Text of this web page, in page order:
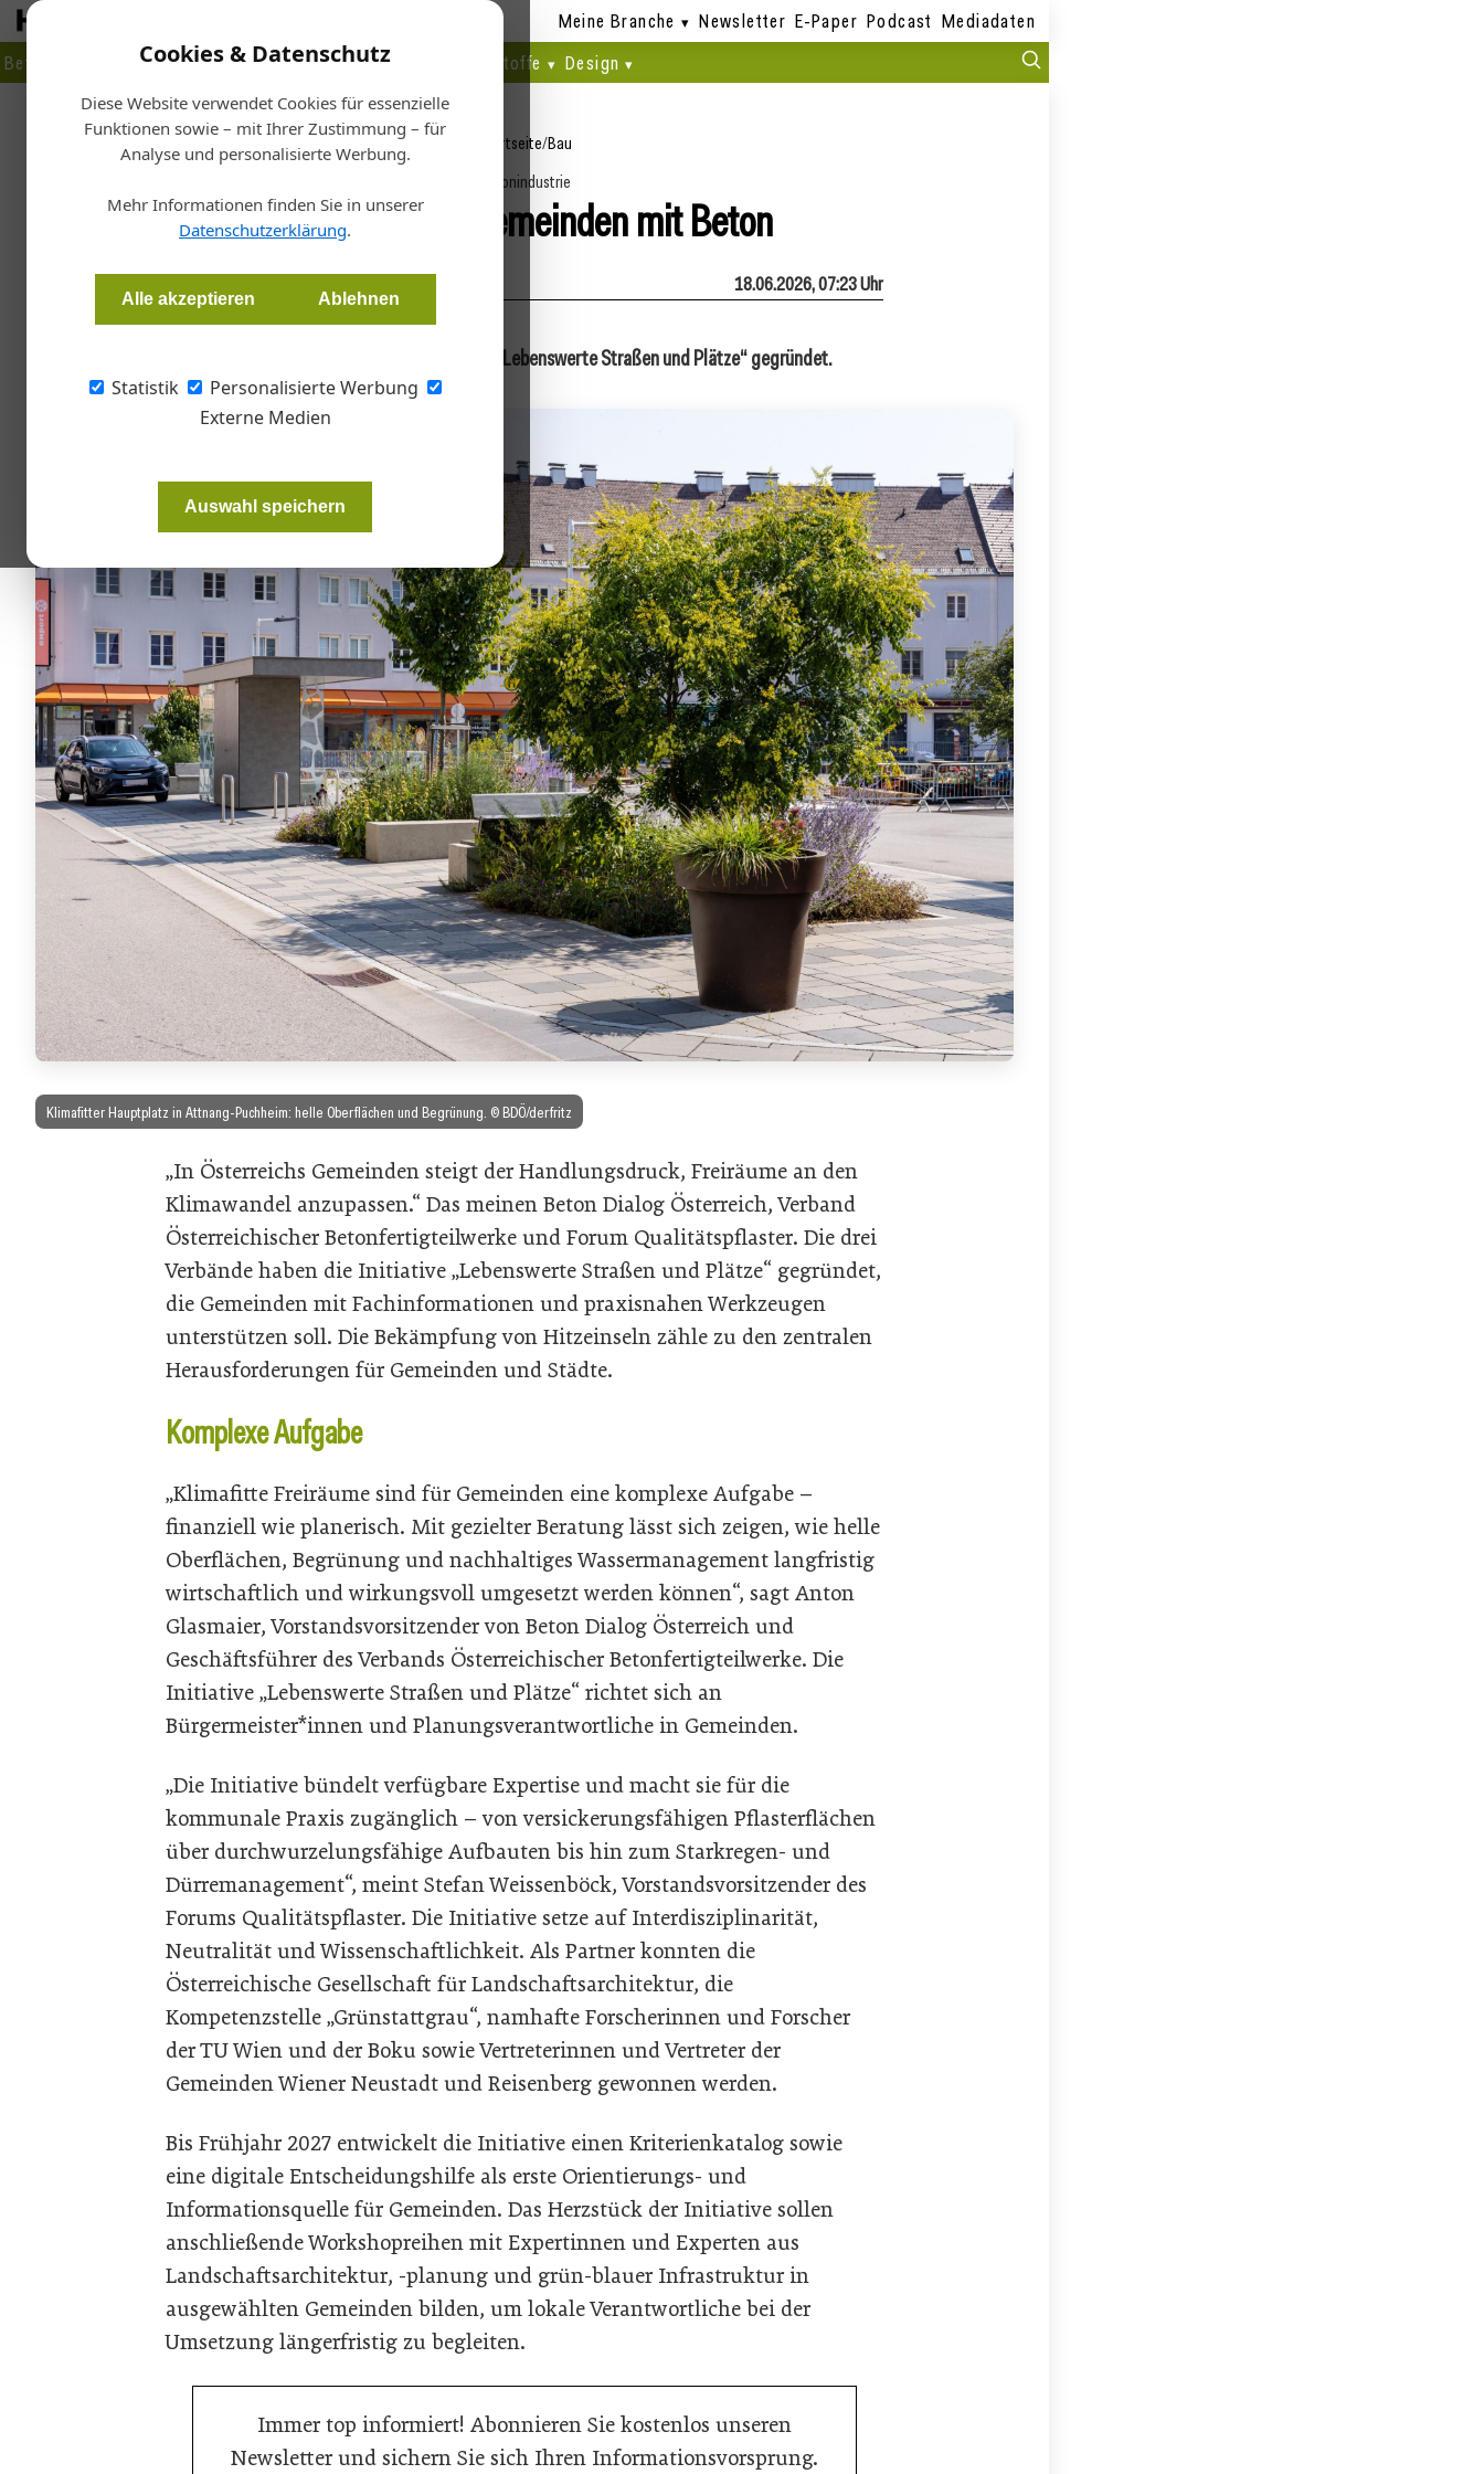
Cookies & Datenschutz
Diese Website verwendet Cookies für essenzielle
Funktionen sowie – mit Ihrer Zustimmung – für
Analyse und personalisierte Werbung.
Mehr Informationen finden Sie in unserer
Datenschutzerklärung.
Alle akzeptieren Ablehnen
Statistik
Personalisierte Werbung
Externe Medien
Auswahl speichern
Meine Branche Newsletter E-Paper Podcast Mediadaten
Betrieb
Planen Bauen Fertigen Bau- + Werkstoffe Design
Startseite/Bau
Betonindustrie
Lebenswerte Gemeinden mit Beton
18.06.2026, 07:23 Uhr
Die heimische Betonindustrie hat die Initiative „Lebenswerte Straßen und Plätze“ gegründet.
Klimafitter Hauptplatz in Attnang-Puchheim: helle Oberflächen und Begrünung. © BDÖ/derfritz
„In Österreichs Gemeinden steigt der Handlungsdruck, Freiräume an den
Klimawandel anzupassen.“ Das meinen Beton Dialog Österreich, Verband
Österreichischer Betonfertigteilwerke und Forum Qualitätspflaster. Die drei
Verbände haben die Initiative „Lebenswerte Straßen und Plätze“ gegründet,
die Gemeinden mit Fachinformationen und praxisnahen Werkzeugen
unterstützen soll. Die Bekämpfung von Hitzeinseln zähle zu den zentralen
Herausforderungen für Gemeinden und Städte.
Komplexe Aufgabe
„Klimafitte Freiräume sind für Gemeinden eine komplexe Aufgabe –
finanziell wie planerisch. Mit gezielter Beratung lässt sich zeigen, wie helle
Oberflächen, Begrünung und nachhaltiges Wassermanagement langfristig
wirtschaftlich und wirkungsvoll umgesetzt werden können“, sagt Anton
Glasmaier, Vorstandsvorsitzender von Beton Dialog Österreich und
Geschäftsführer des Verbands Österreichischer Betonfertigteilwerke. Die
Initiative „Lebenswerte Straßen und Plätze“ richtet sich an
Bürgermeister*innen und Planungsverantwortliche in Gemeinden.
„Die Initiative bündelt verfügbare Expertise und macht sie für die
kommunale Praxis zugänglich – von versickerungsfähigen Pflasterflächen
über durchwurzelungsfähige Aufbauten bis hin zum Starkregen- und
Dürremanagement“, meint Stefan Weissenböck, Vorstandsvorsitzender des
Forums Qualitätspflaster. Die Initiative setze auf Interdisziplinarität,
Neutralität und Wissenschaftlichkeit. Als Partner konnten die
Österreichische Gesellschaft für Landschaftsarchitektur, die
Kompetenzstelle „Grünstattgrau“, namhafte Forscherinnen und Forscher
der TU Wien und der Boku sowie Vertreterinnen und Vertreter der
Gemeinden Wiener Neustadt und Reisenberg gewonnen werden.
Bis Frühjahr 2027 entwickelt die Initiative einen Kriterienkatalog sowie
eine digitale Entscheidungshilfe als erste Orientierungs- und
Informationsquelle für Gemeinden. Das Herzstück der Initiative sollen
anschließende Workshopreihen mit Expertinnen und Experten aus
Landschaftsarchitektur, -planung und grün-blauer Infrastruktur in
ausgewählten Gemeinden bilden, um lokale Verantwortliche bei der
Umsetzung längerfristig zu begleiten.
Immer top informiert! Abonnieren Sie kostenlos unseren
Newsletter und sichern Sie sich Ihren Informationsvorsprung.